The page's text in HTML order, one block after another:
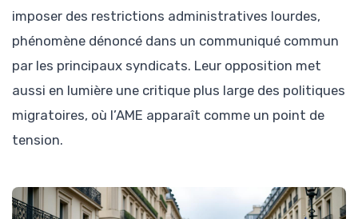
imposer des restrictions administratives lourdes,
phénomène dénoncé dans un communiqué commun
par les principaux syndicats. Leur opposition met
aussi en lumière une critique plus large des politiques
migratoires, où l’AME apparaît comme un point de
tension.